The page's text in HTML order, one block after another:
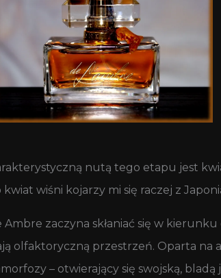
nutą tego etapu jest
wiśni kojarzy mi się raczej z
zaczyna skłaniać się w
olfaktoryczną przestrzeń. Oparta na
– otwierający się swojską, bladą